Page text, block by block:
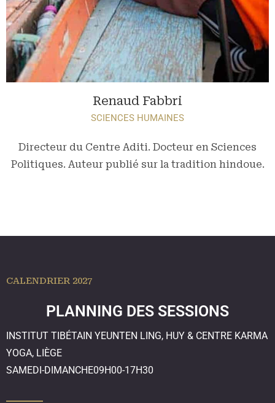
Renaud Fabbri
SCIENCES HUMAINES
Directeur du Centre Aditi. Docteur en Sciences
Politiques. Auteur publié sur la tradition hindoue.
CALENDRIER 2027
PLANNING DES SESSIONS
INSTITUT TIBÉTAIN YEUNTEN LING, HUY & CENTRE KARMA
YOGA, LIÈGE
SAMEDI-DIMANCHE09H00-17H30